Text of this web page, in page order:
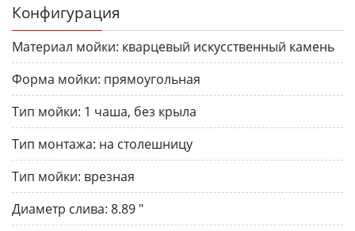
Конфигурация
Материал мойки: кварцевый искусственный камень
Форма мойки: прямоугольная
Тип мойки: 1 чаша, без крыла
Тип монтажа: на столешницу
Тип мойки: врезная
Диаметр слива: 8.89 "